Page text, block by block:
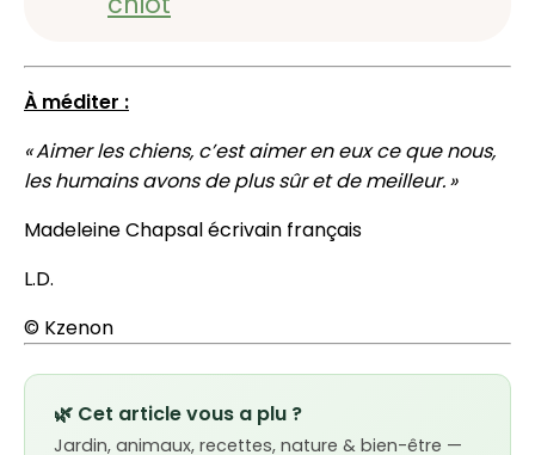
À méditer :
« Aimer les chiens, c’est aimer en eux ce que nous,
les humains avons de plus sûr et de meilleur. »
Madeleine Chapsal écrivain français
L.D.
© Kzenon
🌿 Cet article vous a plu ?
Jardin, animaux, recettes, nature & bien-être —